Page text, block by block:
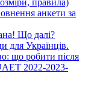
правила)
анкети за
Що далі?
для Українців.
що робити після
2022-2023-